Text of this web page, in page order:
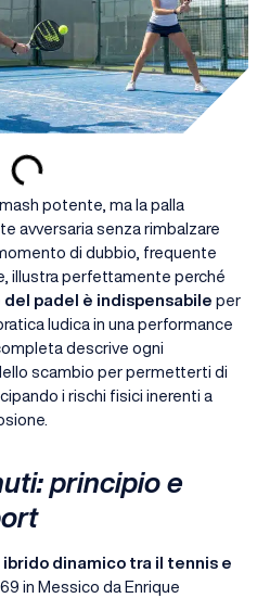
potente, ma la palla
avversaria senza rimbalzare
di dubbio, frequente
illustra perfettamente perché
padel è indispensabile per
ludica in una performance
descrive ogni
scambio per permetterti di
i rischi fisici inerenti a
principio e
ibrido dinamico tra il tennis e
in Messico da Enrique